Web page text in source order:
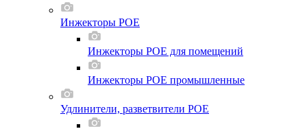
Инжекторы POE
Инжекторы POE для помещений
Инжекторы POE промышленные
Удлинители, разветвители POE